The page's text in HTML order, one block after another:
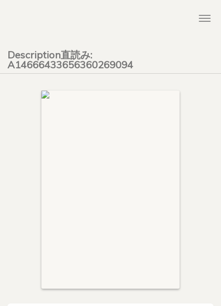
Description直読み:
A14666433656360269094